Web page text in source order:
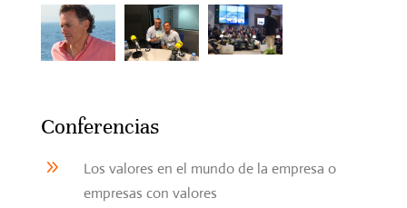
Conferencias
9
Los valores en el mundo de la empresa o
empresas con valores